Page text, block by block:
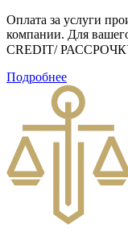
Оплата за услуги
компании. Для
CREDIT/
Подробнее